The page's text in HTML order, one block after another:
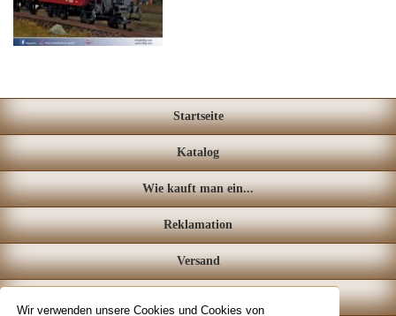
Wir verwenden unsere Cookies und Cookies von
Startseite
Katalog
Wie kauft man ein...
Reklamation
Versand